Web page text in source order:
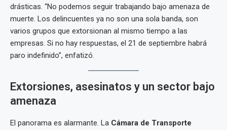
drásticas. “No podemos seguir trabajando bajo amenaza de
muerte. Los delincuentes ya no son una sola banda, son
varios grupos que extorsionan al mismo tiempo a las
empresas. Si no hay respuestas, el 21 de septiembre habrá
paro indefinido”, enfatizó.
Extorsiones, asesinatos y un sector bajo
amenaza
El panorama es alarmante. La Cámara de Transporte